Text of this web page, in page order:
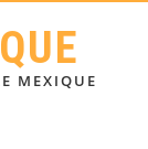
MEXIQUE